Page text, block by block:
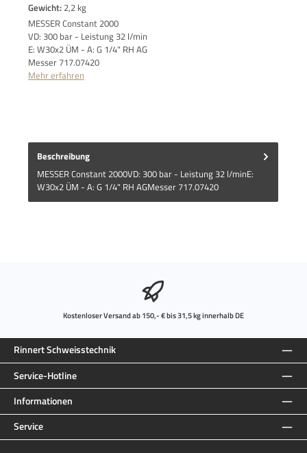
Gewicht: 2,2 kg
MESSER Constant 2000
VD: 300 bar - Leistung 32 l/min
E: W30x2 ÜM - A: G 1/4" RH AG
Messer 717.07420
Mehr erfahren
Beschreibung
MESSER Constant 2000VD: 300 bar - Leistung 32 l/minE:
W30x2 ÜM - A: G 1/4" RH AGMesser 717.07420
Kostenloser Versand ab 150,- € bis 31,5 kg innerhalb DE
Rinnert Schweisstechnik
Service-Hotline
Informationen
Service